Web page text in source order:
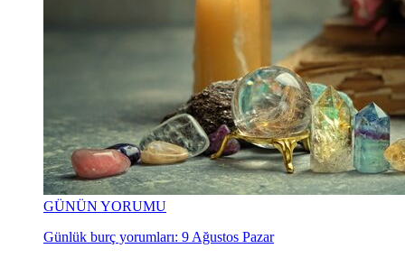
GÜNÜN YORUMU
Günlük burç yorumları: 9 Ağustos Pazar